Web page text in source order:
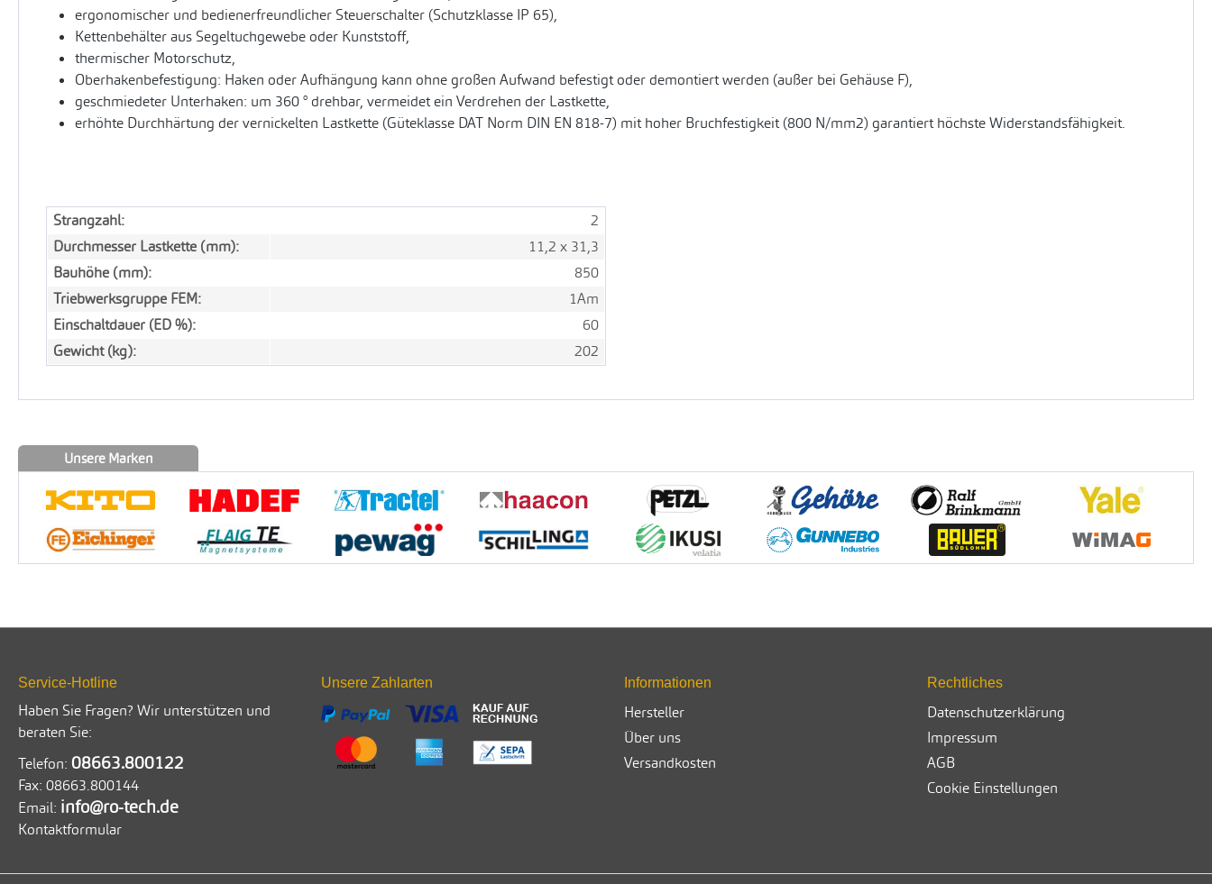
ergonomischer und bedienerfreundlicher Steuerschalter (Schutzklasse IP 65),
Kettenbehälter aus Segeltuchgewebe oder Kunststoff,
thermischer Motorschutz,
Oberhakenbefestigung: Haken oder Aufhängung kann ohne großen Aufwand befestigt oder demontiert werden (außer bei Gehäuse F),
geschmiedeter Unterhaken: um 360 ° drehbar, vermeidet ein Verdrehen der Lastkette,
erhöhte Durchhärtung der vernickelten Lastkette (Güteklasse DAT Norm DIN EN 818-7) mit hoher Bruchfestigkeit (800 N/mm2) garantiert höchste Widerstandsfähigkeit.
Strangzahl:
2
Durchmesser Lastkette (mm):
11,2 x 31,3
Bauhöhe (mm):
850
Triebwerksgruppe FEM:
1Am
Einschaltdauer (ED %):
60
Gewicht (kg):
202
Unsere Marken
Service-Hotline
Haben Sie Fragen? Wir unterstützen und
beraten Sie:
Telefon: 08663.800122
Fax: 08663.800144
Email: info@ro-tech.de
Kontaktformular
Unsere Zahlarten Informationen
Hersteller
Über uns
Versandkosten
Rechtliches
Datenschutzerklärung
Impressum
AGB
Cookie Einstellungen